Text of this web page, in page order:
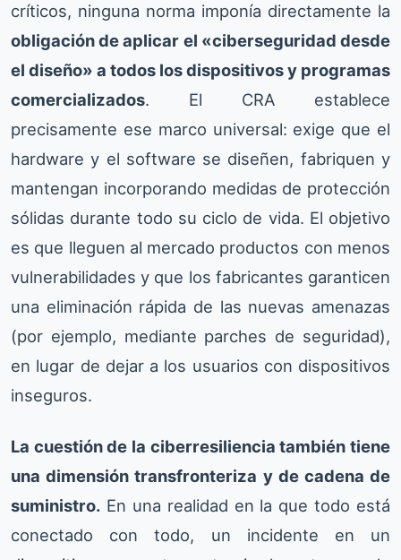
críticos, ninguna norma imponía directamente la
obligación de aplicar el «ciberseguridad desde
el diseño» a todos los dispositivos y programas
comercializados. El CRA establece
precisamente ese marco universal: exige que el
hardware y el software se diseñen, fabriquen y
mantengan incorporando medidas de protección
sólidas durante todo su ciclo de vida. El objetivo
es que lleguen al mercado productos con menos
vulnerabilidades y que los fabricantes garanticen
una eliminación rápida de las nuevas amenazas
(por ejemplo, mediante parches de seguridad),
en lugar de dejar a los usuarios con dispositivos
inseguros.
La cuestión de la ciberresiliencia también tiene
una dimensión transfronteriza y de cadena de
suministro. En una realidad en la que todo está
conectado con todo, un incidente en un